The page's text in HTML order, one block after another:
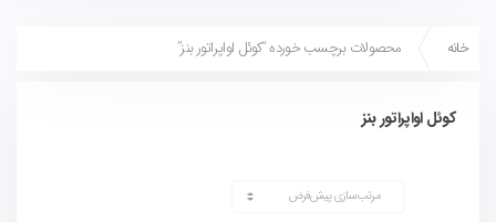
خانه محصولات برچسب خورده “کوئل اواپراتور بنز”
کوئل اواپراتور بنز